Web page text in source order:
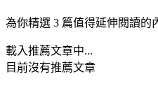
為你精選 3 篇值得延伸閱讀的
載入推薦文章中...
目前沒有推薦文章